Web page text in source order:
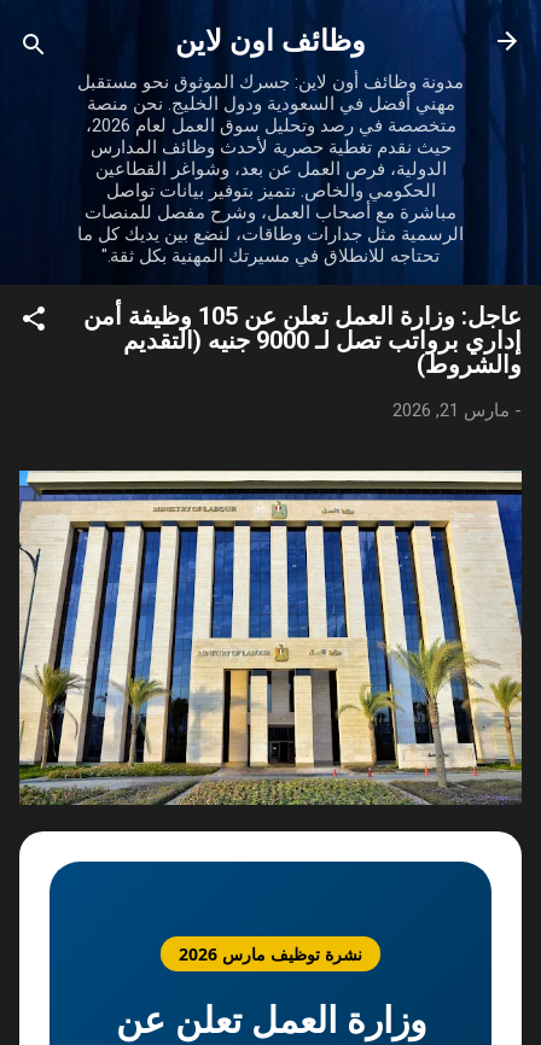
التخطي إلى المحتوى الرئيسي
وظائف اون لاين
مدونة وظائف أون لاين: جسرك الموثوق نحو مستقبل
مهني أفضل في السعودية ودول الخليج. نحن منصة
متخصصة في رصد وتحليل سوق العمل لعام 2026،
حيث نقدم تغطية حصرية لأحدث وظائف المدارس
الدولية، فرص العمل عن بعد، وشواغر القطاعين
الحكومي والخاص. نتميز بتوفير بيانات تواصل
مباشرة مع أصحاب العمل، وشرح مفصل للمنصات
الرسمية مثل جدارات وطاقات، لنضع بين يديك كل ما
تحتاجه للانطلاق في مسيرتك المهنية بكل ثقة."
عاجل: وزارة العمل تعلن عن 105 وظيفة أمن
إداري برواتب تصل لـ 9000 جنيه (التقديم
والشروط)
- مارس 21, 2026
نشرة توظيف مارس 2026
وزارة العمل تعلن عن